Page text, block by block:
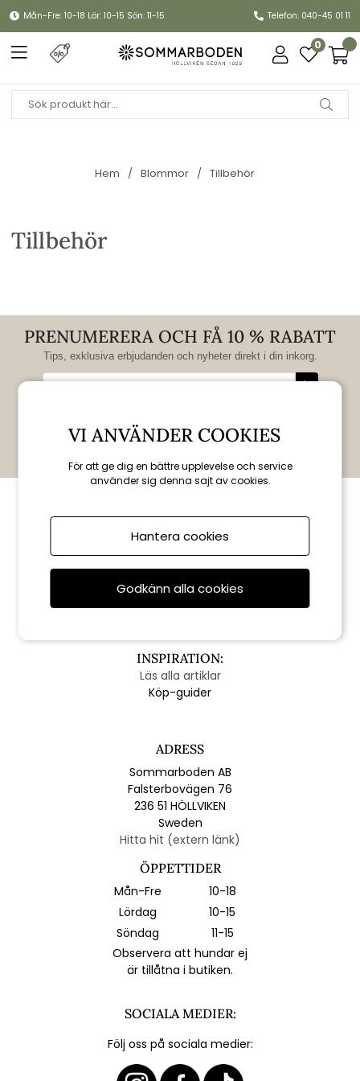
Mån-Fre: 10-18 Lör: 10-15 Sön: 11-15 Telefon: 040-45 01 11
0
Hem Blommor Tillbehör
Tillbehör
PRENUMERERA OCH FÅ 10 % RABATT
Tips, exklusiva erbjudanden och nyheter direkt i din inkorg.
Kan ej kombineras med andra erbjudanden eller rabatter. Giltig i sju dagar enbart
online.
Kontakta Oss
Köpvillkor
Reklamation
INSPIRATION:
Läs alla artiklar
Köp-guider
ADRESS
Sommarboden AB
Falsterbovägen 76
236 51 HÖLLVIKEN
Sweden
Hitta hit (extern länk)
ÖPPETTIDER
Mån-Fre
10-18
Lördag
10-15
Söndag
11-15
Observera att hundar ej
är tillåtna i butiken.
SOCIALA MEDIER:
Följ oss på sociala medier:
VI ANVÄNDER COOKIES
För att ge dig en bättre upplevelse och service
använder sig denna sajt av cookies.
Hantera cookies
Godkänn alla cookies